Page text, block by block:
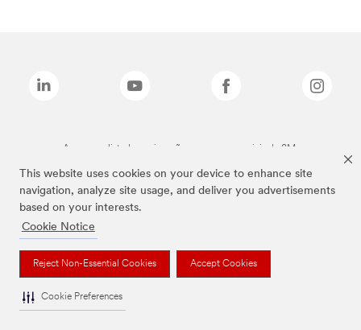
This website uses cookies on your device to enhance site
navigation, analyze site usage, and deliver you advertisements
based on your interests.
Cookie Notice
Reject Non-Essential Cookies Accept Cookies
Cookie Preferences
As marcas listadas a cima são marcas comerciais da 3M.